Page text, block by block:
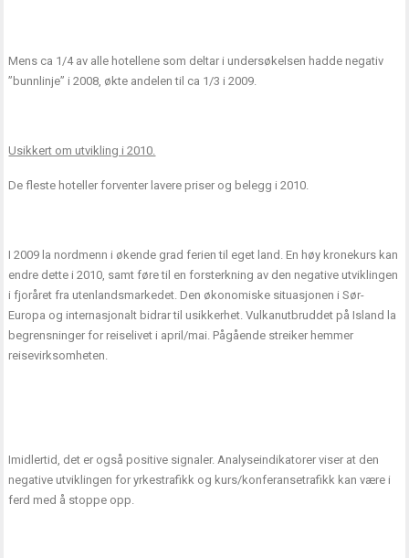
Mens ca 1/4 av alle hotellene som deltar i undersøkelsen hadde negativ
”bunnlinje” i 2008, økte andelen til ca 1/3 i 2009.
Usikkert om utvikling i 2010.
De fleste hoteller forventer lavere priser og belegg i 2010.
I 2009 la nordmenn i økende grad ferien til eget land. En høy kronekurs kan
endre dette i 2010, samt føre til en forsterkning av den negative utviklingen
i fjoråret fra utenlandsmarkedet. Den økonomiske situasjonen i Sør-
Europa og internasjonalt bidrar til usikkerhet. Vulkanutbruddet på Island la
begrensninger for reiselivet i april/mai. Pågående streiker hemmer
reisevirksomheten.
Imidlertid, det er også positive signaler. Analyseindikatorer viser at den
negative utviklingen for yrkestrafikk og kurs/konferansetrafikk kan være i
ferd med å stoppe opp.